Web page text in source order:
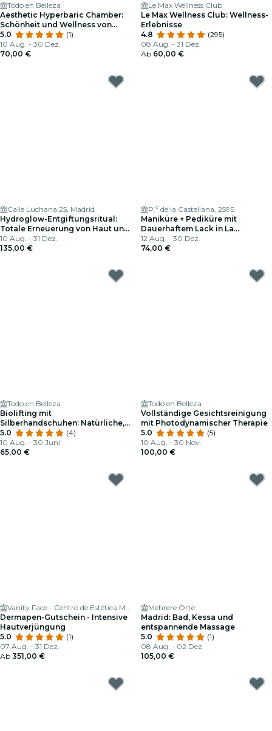
Todo en Belleza
Aesthetic Hyperbaric Chamber:
Schönheit und Wellness von
Innen
5.0
(1)
10 Aug. - 30 Dez.
70,00 €
Le Max Wellness Club
Le Max Wellness Club: Wellness-
Erlebnisse
4.8
(295)
08 Aug. - 31 Dez.
Ab 60,00 €
Calle Luchana 25, Madrid
Hydroglow-Entgiftungsritual:
Totale Erneuerung von Haut und
Haar
10 Aug. - 31 Dez.
135,00 €
P.º de la Castellana, 259E
Maniküre + Pediküre mit
Dauerhaftem Lack in La
Esmalteria
12 Aug. - 30 Dez.
74,00 €
Todo en Belleza
Biolifting mit
Silberhandschuhen: Natürliche,
Nadelfreie Verjüngung
5.0
(4)
10 Aug. - 30 Juni
65,00 €
Todo en Belleza
Vollständige Gesichtsreinigung
mit Photodynamischer Therapie
5.0
(5)
10 Aug. - 30 Nov.
100,00 €
Vanity Face - Centro de Estética Madrid
Dermapen-Gutschein - Intensive
Hautverjüngung
5.0
(1)
07 Aug. - 31 Dez.
Ab 351,00 €
Mehrere Orte
Madrid: Bad, Kessa und
entspannende Massage
5.0
(1)
08 Aug. - 02 Dez.
105,00 €